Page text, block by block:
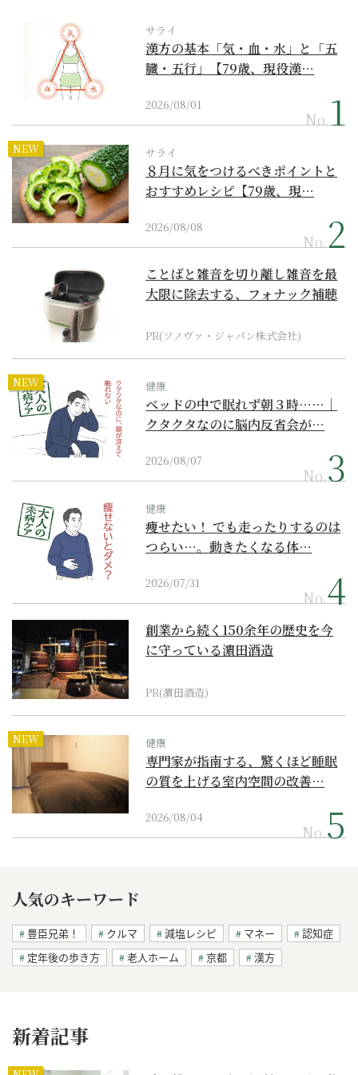
サライ
漢方の基本「気・血・水」と「五
臓・五行」【79歳、現役漢…
2026/08/01
No.
NEW サライ
８月に気をつけるべきポイントと
おすすめレシピ【79歳、現…
2026/08/08
No.
ことばと雑音を切り離し雑音を最
大限に除去する、フォナック補聴
PR(ソノヴァ・ジャパン株式会社)
NEW 健康
ベッドの中で眠れず朝３時……｜
クタクタなのに脳内反省会が…
2026/08/07
No.
健康
痩せたい！ でも走ったりするのは
つらい…。動きたくなる体…
2026/07/31
No.
創業から続く150余年の歴史を今
に守っている濵田酒造
PR(濵田酒造)
NEW 健康
専門家が指南する、驚くほど睡眠
の質を上げる室内空間の改善…
2026/08/04
No.
人気のキーワード
豊臣兄弟！ クルマ 減塩レシピ マネー
認知症
定年後の歩き方
老人ホーム 京都 漢方
新着記事